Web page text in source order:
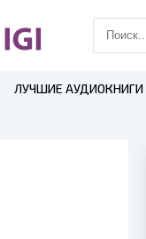
ЛУЧШИЕ АУДИОКНИГИ